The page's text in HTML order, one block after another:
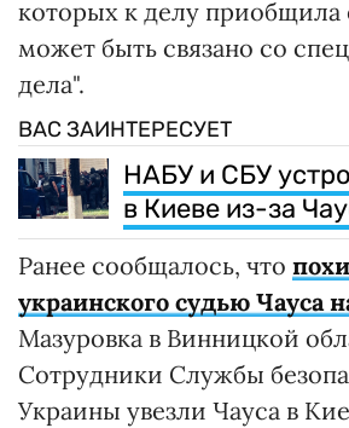
которых к делу приобщила
может быть связано со
дела".
ВАС ЗАИНТЕРЕСУЕТ
НАБУ и СБУ
в Киеве из-за
Ранее сообщалось, что
украинского судью Чауса
Мазуровка в Винницкой
Сотрудники Службы
Украины увезли Чауса в